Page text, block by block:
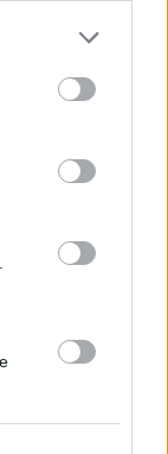
algún
de
se aplicarán
sitio web o